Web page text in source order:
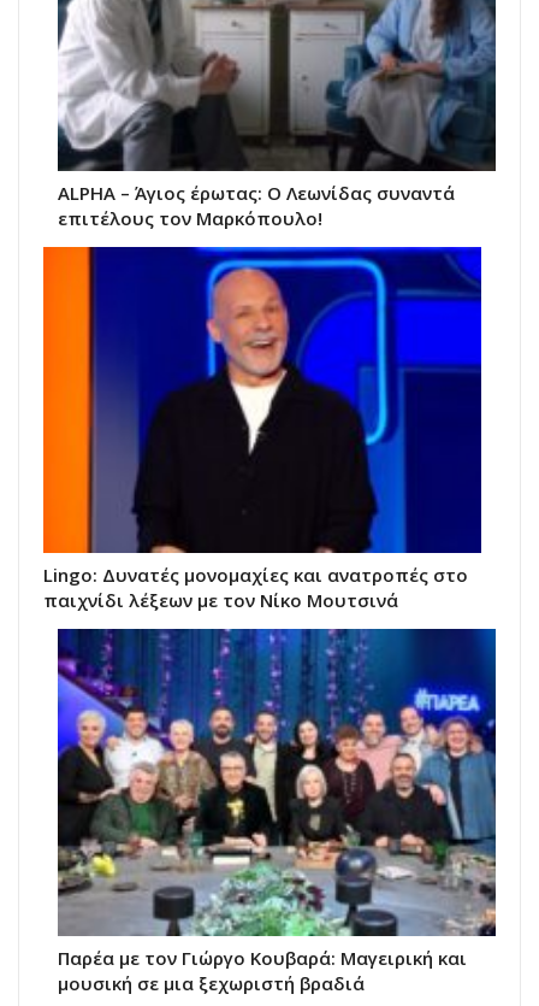
ALPHA – Άγιος έρωτας: Ο Λεωνίδας συναντά
επιτέλους τον Μαρκόπουλο!
Lingo: Δυνατές μονομαχίες και ανατροπές στο
παιχνίδι λέξεων με τον Νίκο Μουτσινά
Παρέα με τον Γιώργο Κουβαρά: Μαγειρική και
μουσική σε μια ξεχωριστή βραδιά